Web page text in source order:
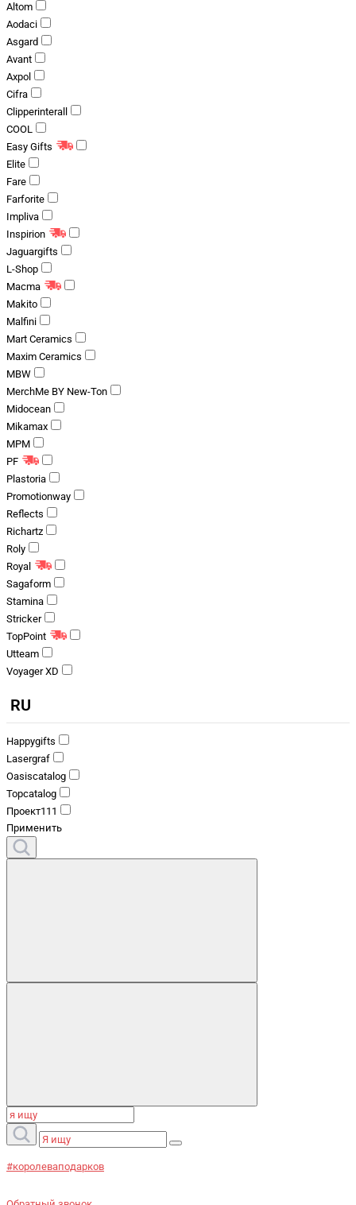
Altom
Aodaci
Asgard
Avant
Axpol
Cifra
Clipperinterall
COOL
Easy Gifts
Elite
Fare
Farforite
Impliva
Inspirion
Jaguargifts
L-Shop
Macma
Makito
Malfini
Mart Ceramics
Maxim Ceramics
MBW
MerchMe BY New-Ton
Midocean
Mikamax
MPM
PF
Plastoria
Promotionway
Reflects
Richartz
Roly
Royal
Sagaform
Stamina
Stricker
TopPoint
Utteam
Voyager XD
RU
Happygifts
Lasergraf
Oasiscatalog
Topcatalog
Проект111
Применить
#королеваподарков